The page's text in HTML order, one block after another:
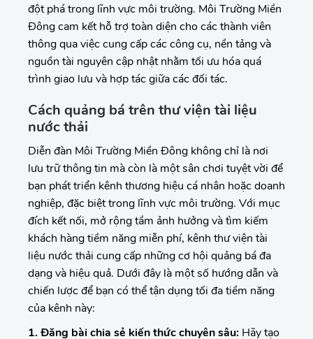
đột phá trong lĩnh vực môi trường. Môi Trường Miền
Đông cam kết hỗ trợ toàn diện cho các thành viên
thông qua việc cung cấp các công cụ, nền tảng và
nguồn tài nguyên cập nhật nhằm tối ưu hóa quá
trình giao lưu và hợp tác giữa các đối tác.
Cách quảng bá trên thư viện tài liệu
nước thải
Diễn đàn Môi Trường Miền Đông không chỉ là nơi
lưu trữ thông tin mà còn là một sân chơi tuyệt vời để
bạn phát triển kênh thương hiệu cá nhân hoặc doanh
nghiệp, đặc biệt trong lĩnh vực môi trường. Với mục
đích kết nối, mở rộng tầm ảnh hưởng và tìm kiếm
khách hàng tiềm năng miễn phí, kênh thư viện tài
liệu nước thải cung cấp những cơ hội quảng bá đa
dạng và hiệu quả. Dưới đây là một số hướng dẫn và
chiến lược để bạn có thể tận dụng tối đa tiềm năng
của kênh này:
1. Đăng bài chia sẻ kiến thức chuyên sâu: Hãy tạo